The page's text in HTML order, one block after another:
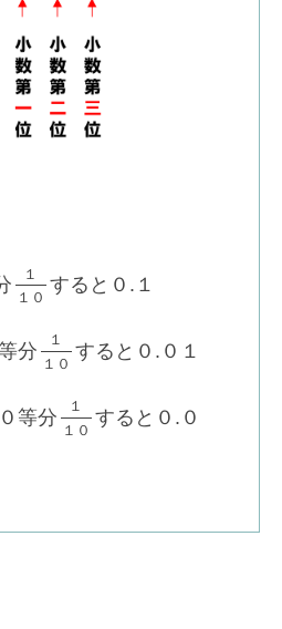
１
１ ０
すると０.１
分
１
１ ０
すると０.０１
等分
１
１ ０
すると０.０